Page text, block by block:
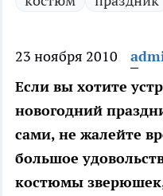
23 ноября 2010
Если вы хотите
новогодний
сами, не жалейте
большое
костюмы